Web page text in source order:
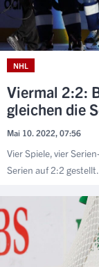
NHL
Viermal 2:2:
gleichen die
Mai 10. 2022, 07:56
Vier Spiele, vier
Serien auf 2:2